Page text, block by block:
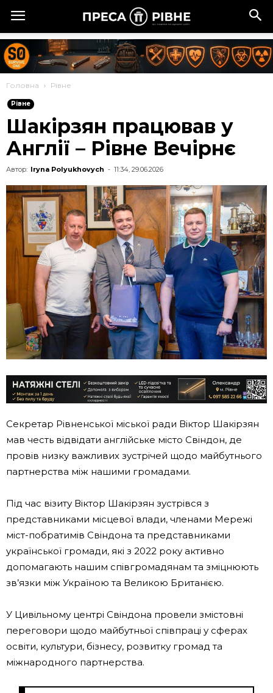
Головна Рівне
Рівне
Шакірзян працював у
Англії – Рівне Вечірнє
Автор: Iryna Polyukhovych - 11:34, 29.06.2026
Секретар Рівненської міської ради Віктор Шакірзян
мав честь відвідати англійське місто Свіндон, де
провів низку важливих зустрічей щодо майбутнього
партнерства між нашими громадами.
Під час візиту Віктор Шакірзян зустрівся з
представниками місцевої влади, членами Мережі
міст-побратимів Свіндона та представниками
української громади, які з 2022 року активно
допомагають нашим співгромадянам та зміцнюють
зв’язки між Україною та Великою Британією.
У Цивільному центрі Свіндона провели змістовні
переговори щодо майбутньої співпраці у сферах
освіти, культури, бізнесу, розвитку громад та
міжнародного партнерства.